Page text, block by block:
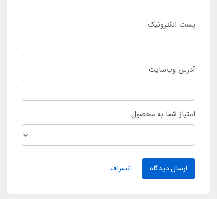
پست الکترونیک
آدرس وب‌سایت
امتیاز شما به محصول
ارسال دیدگاه انصراف